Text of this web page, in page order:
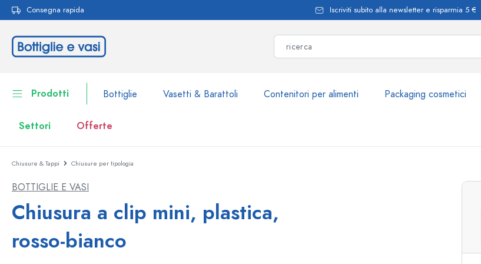
Passa alla navigazione principale
Consegna rapida Iscriviti subito alla newsletter e risparmia 5 €
Prodotti Bottiglie Vasetti & Barattoli Contenitori per alimenti Packaging cosmetici
Settori Offerte
Bottiglie
Contenitori per alimenti
Stoviglie
Bottiglie per marca
Bottiglie WECK
Chiusure & Tappi Chiusure per tipologia
BOTTIGLIE E VASI
Chiusura a clip mini, plastica,
rosso-bianco